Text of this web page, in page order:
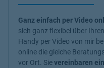
Ganz einfach per Video
sich ganz flexibel über
Handy per Video von mir
online die gleiche
vor Ort. Sievereinbaren